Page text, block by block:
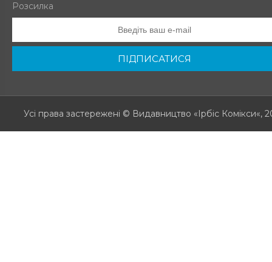
Розсилка
ПІДПИСАТИСЯ
Усі права застережені © Видавництво «Ірбіс Комікси«,